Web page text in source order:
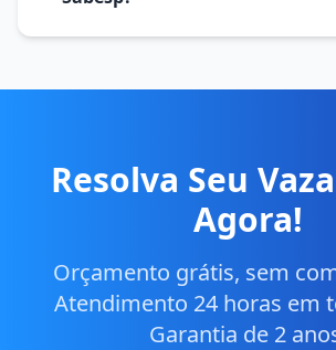
Resolva Seu
Agora!
Orçamento grátis, sem
Atendimento 24 horas em
Garantia de 2